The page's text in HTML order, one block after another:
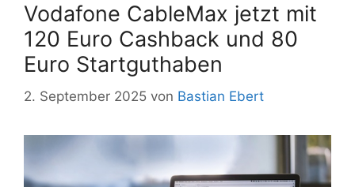
Vodafone CableMax jetzt mit
120 Euro Cashback und 80
Euro Startguthaben
2. September 2025 von Bastian Ebert